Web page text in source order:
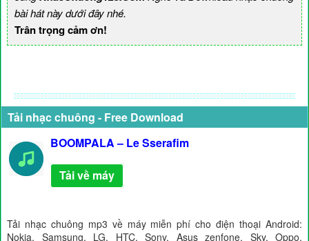
bài hát này dưới đây nhé.
Trân trọng cảm ơn!
Tải nhạc chuông - Free Download
BOOMPALA – Le Sserafim
Tải về máy
Tải nhạc chuông mp3 về máy miễn phí cho điện thoại Android:
Nokia, Samsung, LG, HTC, Sony, Asus zenfone, Sky, Oppo,